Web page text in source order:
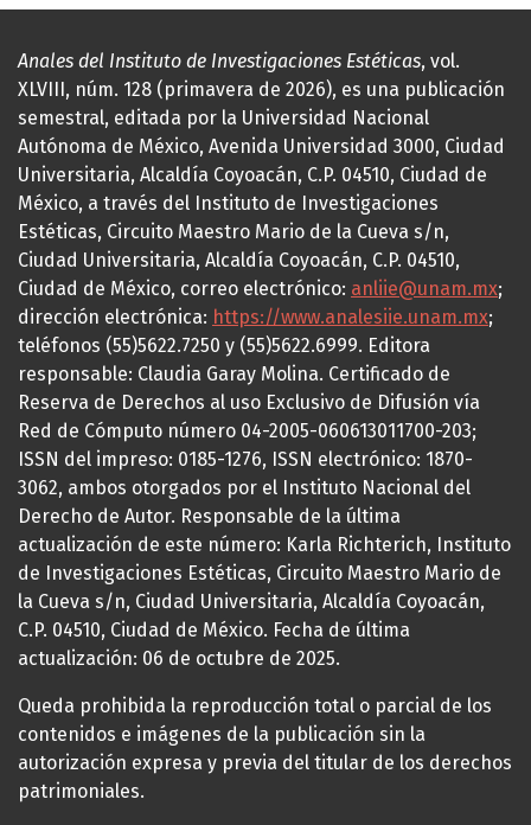
Anales del Instituto de Investigaciones Estéticas, vol.
XLVIII, núm. 128 (primavera de 2026), es una publicación
semestral, editada por la Universidad Nacional
Autónoma de México, Avenida Universidad 3000, Ciudad
Universitaria, Alcaldía Coyoacán, C.P. 04510, Ciudad de
México, a través del Instituto de Investigaciones
Estéticas, Circuito Maestro Mario de la Cueva s/n,
Ciudad Universitaria, Alcaldía Coyoacán, C.P. 04510,
Ciudad de México, correo electrónico: anliie@unam.mx;
dirección electrónica: https://www.analesiie.unam.mx;
teléfonos (55)5622.7250 y (55)5622.6999. Editora
responsable: Claudia Garay Molina. Certificado de
Reserva de Derechos al uso Exclusivo de Difusión vía
Red de Cómputo número 04-2005-060613011700-203;
ISSN del impreso: 0185-1276, ISSN electrónico: 1870-
3062, ambos otorgados por el Instituto Nacional del
Derecho de Autor. Responsable de la última
actualización de este número: Karla Richterich, Instituto
de Investigaciones Estéticas, Circuito Maestro Mario de
la Cueva s/n, Ciudad Universitaria, Alcaldía Coyoacán,
C.P. 04510, Ciudad de México. Fecha de última
actualización: 06 de octubre de 2025.
Queda prohibida la reproducción total o parcial de los
contenidos e imágenes de la publicación sin la
autorización expresa y previa del titular de los derechos
patrimoniales.